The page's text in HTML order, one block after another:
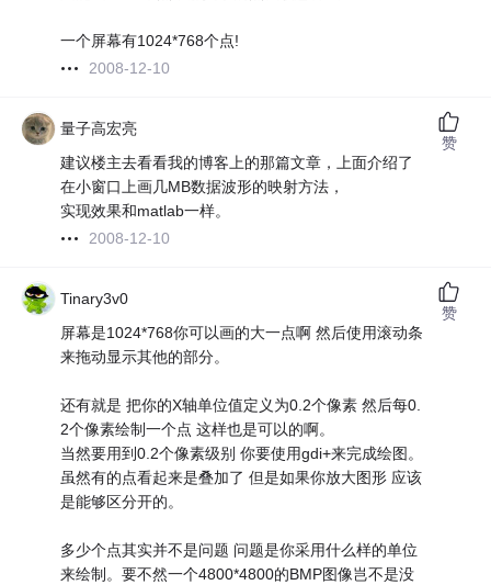
一个屏幕有1024*768个点!
2008-12-10
量子高宏亮
建议楼主去看看我的博客上的那篇文章，上面介绍了
在小窗口上画几MB数据波形的映射方法，
实现效果和matlab一样。
2008-12-10
赞
Tinary3v0
屏幕是1024*768你可以画的大一点啊 然后使用滚动条
来拖动显示其他的部分。
还有就是 把你的X轴单位值定义为0.2个像素 然后每0.
2个像素绘制一个点 这样也是可以的啊。
当然要用到0.2个像素级别 你要使用gdi+来完成绘图。
虽然有的点看起来是叠加了 但是如果你放大图形 应该
是能够区分开的。
多少个点其实并不是问题 问题是你采用什么样的单位
来绘制。要不然一个4800*4800的BMP图像岂不是没
赞